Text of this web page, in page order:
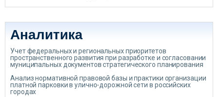
Аналитика
Учет федеральных и региональных приоритетов
пространственного развития при разработке и согласовании
муниципальных документов стратегического планирования
Анализ нормативной правовой базы и практики организации
платной парковки в улично-дорожной сети в российских
городах